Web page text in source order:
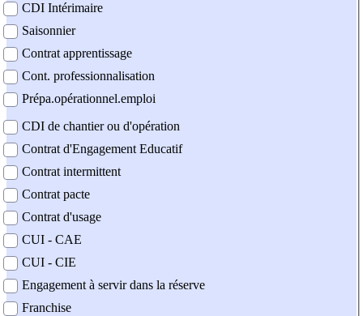
CDI Intérimaire
Saisonnier
Contrat apprentissage
Cont. professionnalisation
Prépa.opérationnel.emploi
CDI de chantier ou d'opération
Contrat d'Engagement Educatif
Contrat intermittent
Contrat pacte
Contrat d'usage
CUI - CAE
CUI - CIE
Engagement à servir dans la réserve
Franchise